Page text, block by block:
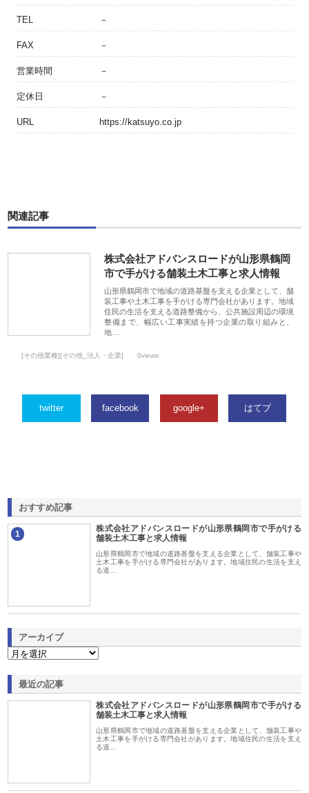
TEL －
FAX －
営業時間 －
定休日 －
URL https://katsuyo.co.jp
関連記事
株式会社アドバンスロードが山形県鶴岡
市で手がける舗装土木工事と求人情報
山形県鶴岡市で地域の道路基盤を支える企業として、舗
装工事や土木工事を手がける専門会社があります。地域
住民の生活を支える道路整備から、公共施設周辺の環境
整備まで、幅広い工事実績を持つ企業の取り組みと、
地…
[その他業種][その他_法人・企業] 0views
twitter facebook google+ はてブ
おすすめ記事
1
株式会社アドバンスロードが山形県鶴岡市で手がける
舗装土木工事と求人情報
山形県鶴岡市で地域の道路基盤を支える企業として、舗装工事や
土木工事を手がける専門会社があります。地域住民の生活を支え
る道…
アーカイブ
最近の記事
株式会社アドバンスロードが山形県鶴岡市で手がける
舗装土木工事と求人情報
山形県鶴岡市で地域の道路基盤を支える企業として、舗装工事や
土木工事を手がける専門会社があります。地域住民の生活を支え
る道…